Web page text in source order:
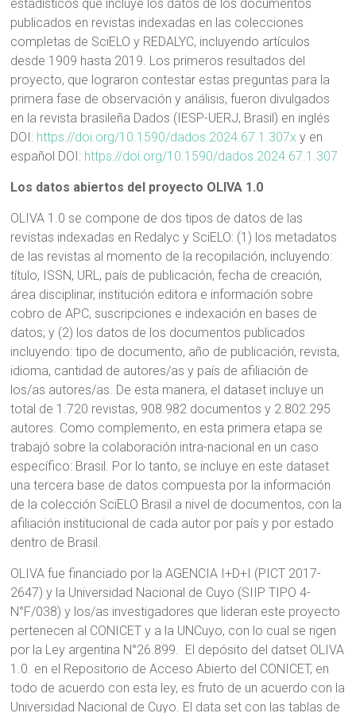
estadísticos que incluye los datos de los documentos
publicados en revistas indexadas en las colecciones
completas de SciELO y REDALYC, incluyendo artículos
desde 1909 hasta 2019. Los primeros resultados del
proyecto, que lograron contestar estas preguntas para la
primera fase de observación y análisis, fueron divulgados
en la revista brasileña Dados (IESP-UERJ, Brasil) en inglés
DOI: https://doi.org/10.1590/dados.2024.67.1.307x y en
español DOI: https://doi.org/10.1590/dados.2024.67.1.307
Los datos abiertos del proyecto OLIVA 1.0
OLIVA 1.0 se compone de dos tipos de datos de las
revistas indexadas en Redalyc y SciELO: (1) los metadatos
de las revistas al momento de la recopilación, incluyendo:
título, ISSN, URL, país de publicación, fecha de creación,
área disciplinar, institución editora e información sobre
cobro de APC, suscripciones e indexación en bases de
datos; y (2) los datos de los documentos publicados
incluyendo: tipo de documento, año de publicación, revista,
idioma, cantidad de autores/as y país de afiliación de
los/as autores/as. De esta manera, el dataset incluye un
total de 1.720 revistas, 908.982 documentos y 2.802.295
autores. Como complemento, en esta primera etapa se
trabajó sobre la colaboración intra-nacional en un caso
específico: Brasil. Por lo tanto, se incluye en este dataset
una tercera base de datos compuesta por la información
de la colección SciELO Brasil a nivel de documentos, con la
afiliación institucional de cada autor por país y por estado
dentro de Brasil.
OLIVA fue financiado por la AGENCIA I+D+I (PICT 2017-
2647) y la Universidad Nacional de Cuyo (SIIP TIPO 4-
N°F/038) y los/as investigadores que lideran este proyecto
pertenecen al CONICET y a la UNCuyo, con lo cual se rigen
por la Ley argentina N°26.899. El depósito del datset OLIVA
1.0. en el Repositorio de Acceso Abierto del CONICET, en
todo de acuerdo con esta ley, es fruto de un acuerdo con la
Universidad Nacional de Cuyo. El data set con las tablas de